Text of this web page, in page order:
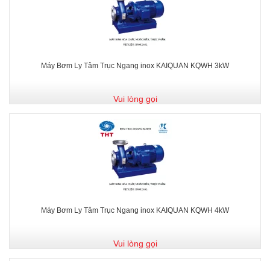
Máy Bơm Ly Tâm Trục Ngang inox KAIQUAN KQWH 3kW
Vui lòng gọi
Máy Bơm Ly Tâm Trục Ngang inox KAIQUAN KQWH 4kW
Vui lòng gọi